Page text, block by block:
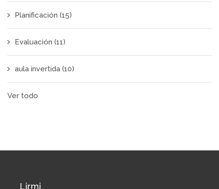
Planificación (15)
Evaluación (11)
aula invertida (10)
Ver todo
Lirmi